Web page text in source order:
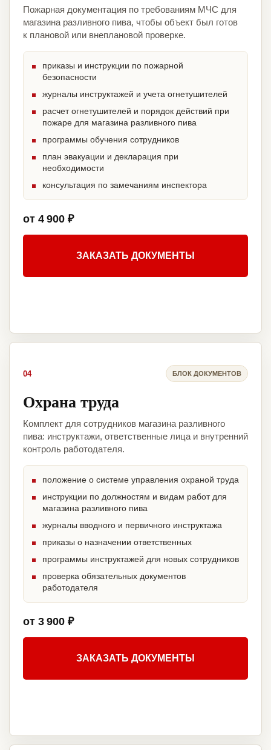
Пожарная документация по требованиям МЧС для
магазина разливного пива, чтобы объект был готов
к плановой или внеплановой проверке.
приказы и инструкции по пожарной
безопасности
журналы инструктажей и учета огнетушителей
расчет огнетушителей и порядок действий при
пожаре для магазина разливного пива
программы обучения сотрудников
план эвакуации и декларация при
необходимости
консультация по замечаниям инспектора
от 4 900 ₽
ЗАКАЗАТЬ ДОКУМЕНТЫ
04 БЛОК ДОКУМЕНТОВ
Охрана труда
Комплект для сотрудников магазина разливного
пива: инструктажи, ответственные лица и внутренний
контроль работодателя.
положение о системе управления охраной труда
инструкции по должностям и видам работ для
магазина разливного пива
журналы вводного и первичного инструктажа
приказы о назначении ответственных
программы инструктажей для новых сотрудников
проверка обязательных документов
работодателя
от 3 900 ₽
ЗАКАЗАТЬ ДОКУМЕНТЫ